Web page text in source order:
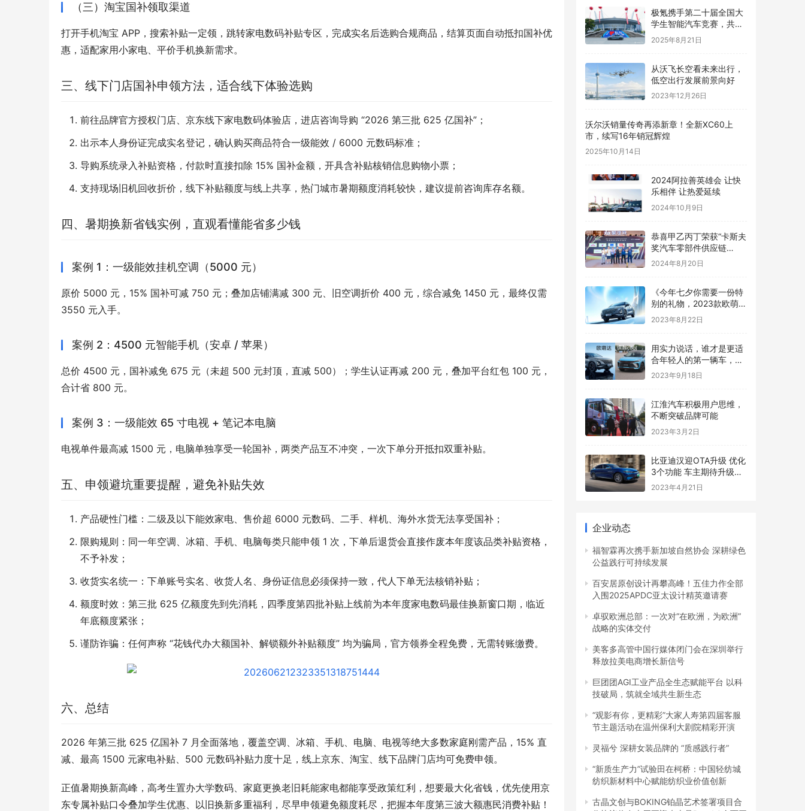
（三）淘宝国补领取渠道
打开手机淘宝 APP，搜索补贴一定领，跳转家电数码补贴专区，完成实名后选购合规商品，结算页面自动抵扣国补优
惠，适配家用小家电、平价手机换新需求。
三、线下门店国补申领方法，适合线下体验选购
前往品牌官方授权门店、京东线下家电数码体验店，进店咨询导购 “2026 第三批 625 亿国补”；
出示本人身份证完成实名登记，确认购买商品符合一级能效 / 6000 元数码标准；
导购系统录入补贴资格，付款时直接扣除 15% 国补金额，开具含补贴核销信息购物小票；
支持现场旧机回收折价，线下补贴额度与线上共享，热门城市暑期额度消耗较快，建议提前咨询库存名额。
四、暑期换新省钱实例，直观看懂能省多少钱
案例 1：一级能效挂机空调（5000 元）
原价 5000 元，15% 国补可减 750 元；叠加店铺满减 300 元、旧空调折价 400 元，综合减免 1450 元，最终仅需
3550 元入手。
案例 2：4500 元智能手机（安卓 / 苹果）
总价 4500 元，国补减免 675 元（未超 500 元封顶，直减 500）；学生认证再减 200 元，叠加平台红包 100 元，
合计省 800 元。
案例 3：一级能效 65 寸电视 + 笔记本电脑
电视单件最高减 1500 元，电脑单独享受一轮国补，两类产品互不冲突，一次下单分开抵扣双重补贴。
五、申领避坑重要提醒，避免补贴失效
产品硬性门槛：二级及以下能效家电、售价超 6000 元数码、二手、样机、海外水货无法享受国补；
限购规则：同一年空调、冰箱、手机、电脑每类只能申领 1 次，下单后退货会直接作废本年度该品类补贴资格，
不予补发；
收货实名统一：下单账号实名、收货人名、身份证信息必须保持一致，代人下单无法核销补贴；
额度时效：第三批 625 亿额度先到先消耗，四季度第四批补贴上线前为本年度家电数码最佳换新窗口期，临近
年底额度紧张；
谨防诈骗：任何声称 “花钱代办大额国补、解锁额外补贴额度” 均为骗局，官方领券全程免费，无需转账缴费。
六、总结
2026 年第三批 625 亿国补 7 月全面落地，覆盖空调、冰箱、手机、电脑、电视等绝大多数家庭刚需产品，15% 直
减、最高 1500 元家电补贴、500 元数码补贴力度十足，线上京东、淘宝、线下品牌门店均可免费申领。
正值暑期换新高峰，高考生置办大学数码、家庭更换老旧耗能家电都能享受政策红利，想要最大化省钱，优先使用京
东专属补贴口令叠加学生优惠、以旧换新多重福利，尽早申领避免额度耗尽，把握本年度第三波大额惠民消费补贴！
极氪携手第二十届全国大
学生智能汽车竞赛，共创
智能化生态发展
2025年8月21日
从沃飞长空看未来出行，
低空出行发展前景向好
2023年12月26日
沃尔沃销量传奇再添新章！全新XC60上
市，续写16年销冠辉煌
2025年10月14日
2024阿拉善英雄会 让快
乐相伴 让热爱延续
2024年10月9日
恭喜甲乙丙丁荣获“卡斯夫
奖汽车零部件供应链
TOP50″
2024年8月20日
《今年七夕你需要一份特
别的礼物，2023款欧萌达
浪漫之选》
2023年8月22日
用实力说话，谁才是更适
合年轻人的第一辆车，
2023款欧萌达对比2023
款缤越COOL
2023年9月18日
江淮汽车积极用户思维，
不断突破品牌可能
2023年3月2日
比亚迪汉迎OTA升级 优化
3个功能 车主期待升级云
辇系统
2023年4月21日
企业动态
福智霖再次携手新加坡自然协会 深耕绿色
公益践行可持续发展
百安居原创设计再攀高峰！五佳力作全部
入围2025APDC亚太设计精英邀请赛
卓驭欧洲总部：一次对“在欧洲，为欧洲”
战略的实体交付
美客多高管中国行媒体闭门会在深圳举行
释放拉美电商增长新信号
巨团团AGI工业产品全生态赋能平台 以科
技破局，筑就全域共生新生态
“观影有你，更精彩”大家人寿第四届客服
节主题活动在温州保利大剧院精彩开演
灵福兮 深耕女装品牌的 “质感践行者”
“新质生产力”试验田在柯桥：中国轻纺城
纺织新材料中心赋能纺织业价值创新
古晶文创与BOKING铂晶艺术签署项目合